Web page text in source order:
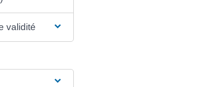
validité